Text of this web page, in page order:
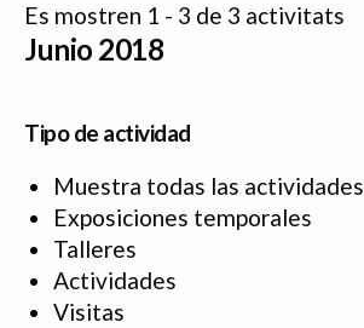
Es mostren 1 - 3 de 3 activitats
Junio 2018
Tipo de actividad
Muestra todas las actividades
Exposiciones temporales
Talleres
Actividades
Visitas